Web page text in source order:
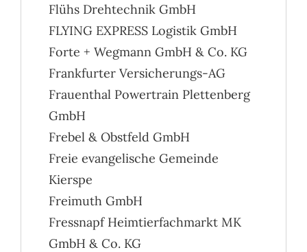
Flühs Drehtechnik GmbH
FLYING EXPRESS Logistik GmbH
Forte + Wegmann GmbH & Co. KG
Frankfurter Versicherungs-AG
Frauenthal Powertrain Plettenberg
GmbH
Frebel & Obstfeld GmbH
Freie evangelische Gemeinde
Kierspe
Freimuth GmbH
Fressnapf Heimtierfachmarkt MK
GmbH & Co. KG